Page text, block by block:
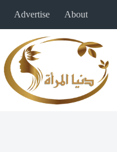
المحتوى
About
Advertise